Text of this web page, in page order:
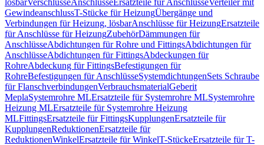
lösbarVerschlüsseAnschlüsseErsatzteile für AnschlüsseVerteiler mit
GewindeanschlussT-Stücke für HeizungÜbergänge und
Verbindungen für Heizung, lösbarAnschlüsse für HeizungErsatzteile
für Anschlüsse für HeizungZubehörDämmungen für
AnschlüsseAbdichtungen für Rohre und FittingsAbdichtungen für
AnschlüsseAbdichtungen für FittingsAbdeckungen für
RohreAbdeckung für FittingsBefestigungen für
RohreBefestigungen für AnschlüsseSystemdichtungenSets Schraube
für FlanschverbindungenVerbrauchsmaterialGeberit
MeplaSystemrohre MLErsatzteile für Systemrohre MLSystemrohre
Heizung MLErsatzteile für Systemrohre Heizung
MLFittingsErsatzteile für FittingsKupplungenErsatzteile für
KupplungenReduktionenErsatzteile für
ReduktionenWinkelErsatzteile für WinkelT-StückeErsatzteile für T-